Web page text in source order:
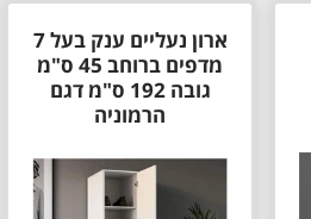
ארון נעליים ענק בעל 7
מדפים ברוחב 45 ס"מ
גובה 192 ס"מ דגם
הרמוניה